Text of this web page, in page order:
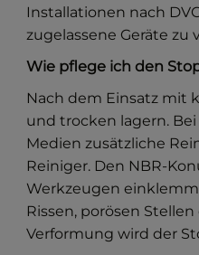
Installationen nach
zugelassene Geräte zu
Wie pflege ich den
Nach dem Einsatz mit
und trocken lagern.
Medien zusätzliche
Reiniger. Den NBR-
Werkzeugen
Rissen, porösen
Verformung wird der